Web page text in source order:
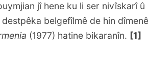
jî hene ku li ser nivîskarî
destpêka belgefîlmê de hin
(1977) hatine bikaranîn. [1]